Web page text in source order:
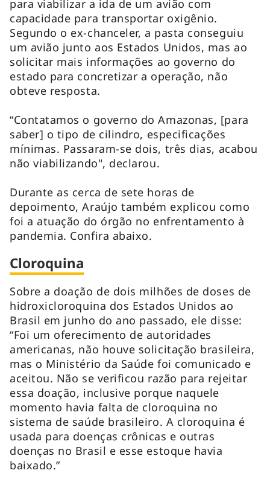
para viabilizar a ida de um avião com
capacidade para transportar oxigênio.
Segundo o ex-chanceler, a pasta conseguiu
um avião junto aos Estados Unidos, mas ao
solicitar mais informações ao governo do
estado para concretizar a operação, não
obteve resposta.
“Contatamos o governo do Amazonas, [para
saber] o tipo de cilindro, especificações
mínimas. Passaram-se dois, três dias, acabou
não viabilizando", declarou.
Durante as cerca de sete horas de
depoimento, Araújo também explicou como
foi a atuação do órgão no enfrentamento à
pandemia. Confira abaixo.
Cloroquina
Sobre a doação de dois milhões de doses de
hidroxicloroquina dos Estados Unidos ao
Brasil em junho do ano passado, ele disse:
“Foi um oferecimento de autoridades
americanas, não houve solicitação brasileira,
mas o Ministério da Saúde foi comunicado e
aceitou. Não se verificou razão para rejeitar
essa doação, inclusive porque naquele
momento havia falta de cloroquina no
sistema de saúde brasileiro. A cloroquina é
usada para doenças crônicas e outras
doenças no Brasil e esse estoque havia
baixado.”